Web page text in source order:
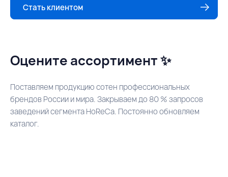
Стать клиентом
Оцените ассортимент ✨
Поставляем продукцию сотен профессиональных
брендов России и мира. Закрываем до 80 % запросов
заведений сегмента HoReCa. Постоянно обновляем
каталог.